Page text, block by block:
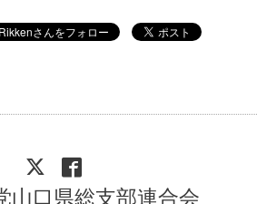
山口県総支部連合会